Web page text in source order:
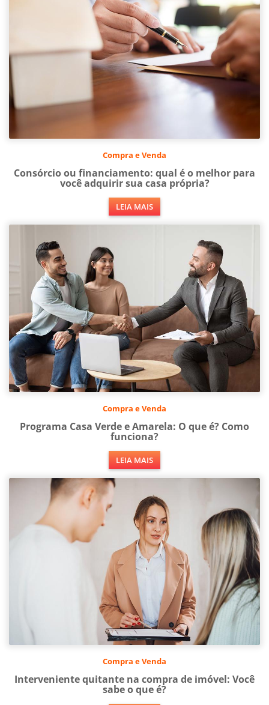
Compra e Venda
Consórcio ou financiamento: qual é o melhor para
você adquirir sua casa própria?
LEIA MAIS
Compra e Venda
Programa Casa Verde e Amarela: O que é? Como
funciona?
LEIA MAIS
Compra e Venda
Interveniente quitante na compra de imóvel: Você
sabe o que é?